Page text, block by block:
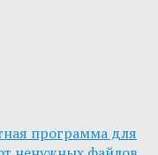
программа для